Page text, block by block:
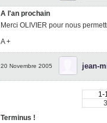
A l'an prochain
Merci OLIVIER pour nous
A +
20 Novembre 2005 jean-
1-
3
Terminus !